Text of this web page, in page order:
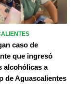
caso de
que ingresó
alcohólicas a
de Aguascalientes